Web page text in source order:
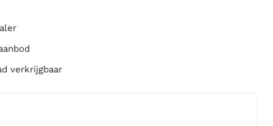
verkrijgbaar